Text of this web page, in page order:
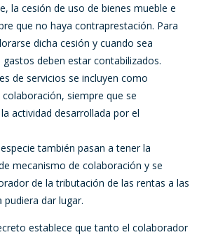
la cesión de uso de bienes mueble e
que no haya contraprestación. Para
dicha cesión y cuando sea
deben estar contabilizados.
de servicios se incluyen como
siempre que se
actividad desarrollada por el
también pasan a tener la
mecanismo de colaboración y se
de la tributación de las rentas a las
pudiera dar lugar.
establece que tanto el colaborador